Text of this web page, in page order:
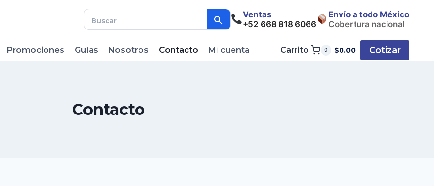
Ventas
+52 668 818 6066
Envío a todo México
Cobertura nacional
Promociones Guías Nosotros Contacto Mi cuenta Carrito 0 $0.00 Cotizar
Contacto